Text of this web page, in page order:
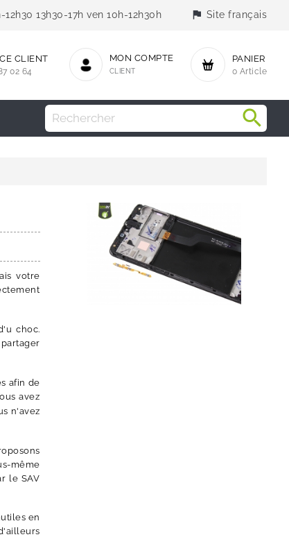
13h30-17h ven 10h-12h30h flag Site français
PANIER
0 Article
MON COMPTE
CLIENT
CLIENT
02 64
votre
choc.
afin de
avez
n'avez
même
le SAV
en